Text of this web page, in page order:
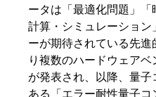
ータは「最適化問題」
計算・シミュレーショ
ーが期待されている先
り複数のハードウェア
が発表され、以降、量
ある「エラー耐性量子